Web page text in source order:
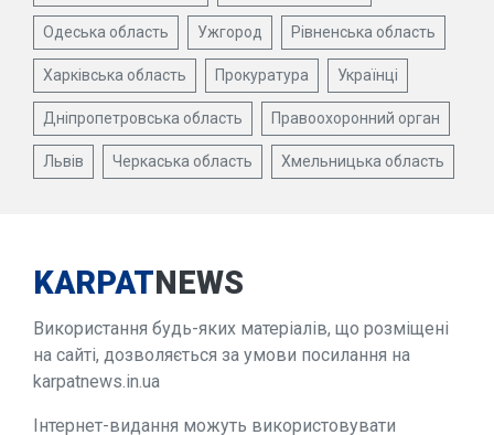
Одеська область Ужгород Рівненська область
Харківська область Прокуратура Українці
Дніпропетровська область Правоохоронний орган
Львів Черкаська область Хмельницька область
KARPATNEWS
Використання будь-яких матеріалів, що розміщені
на сайті, дозволяється за умови посилання на
karpatnews.in.ua
Інтернет-видання можуть використовувати